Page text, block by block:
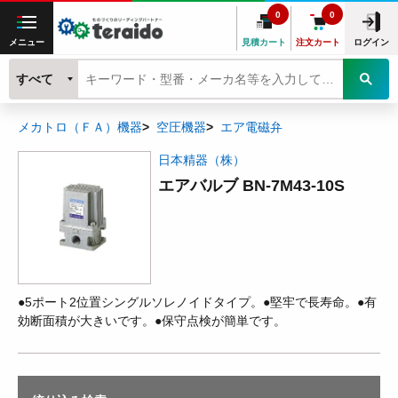
メニュー 見積カート
0
注文カート
0
ログイン
すべて
メカトロ（ＦＡ）機器 空圧機器 エア電磁弁
日本精器（株）
エアバルブ BN-7M43-10S
●5ポート2位置シングルソレノイドタイプ。●堅牢で長寿命。●有
効断面積が大きいです。●保守点検が簡単です。